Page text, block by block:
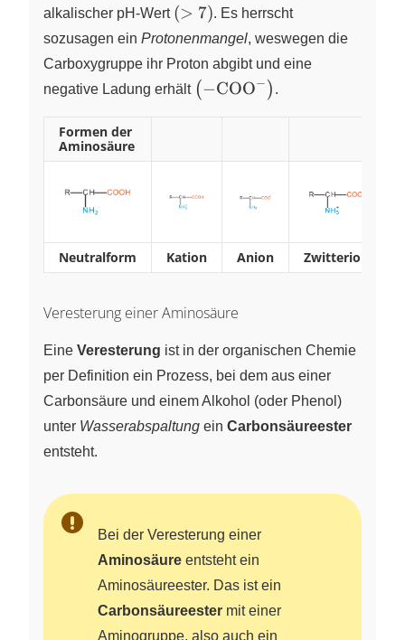
alkalischer pH-Wert \left(
>7
(> 7). Es herrscht
sozusagen ein Protonenmangel, weswegen die
Carboxygruppe ihr Proton abgibt und eine
negative Ladung erhält \left(
(−COO X
− ) .
Formen der
Aminosäure
Neutralform Kation Anion Zwitterion
Veresterung einer Aminosäure
Eine Veresterung ist in der organischen Chemie
per Definition ein Prozess, bei dem aus einer
Carbonsäure und einem Alkohol (oder Phenol)
unter Wasserabspaltung ein Carbonsäureester
entsteht.
Bei der Veresterung einer
Aminosäure entsteht ein
Aminosäureester. Das ist ein
Carbonsäureester mit einer
Aminogruppe, also auch ein